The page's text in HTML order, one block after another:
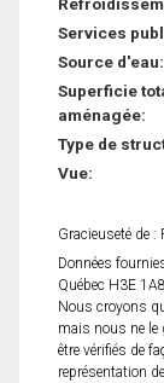
Services
Source d'eau:
Superficie
aménagée:
Type de
Vue:
Gracieuseté de :
Données
Québec H3E 1A8
Nous croyons
mais nous ne le
être vérifiés de
représentation